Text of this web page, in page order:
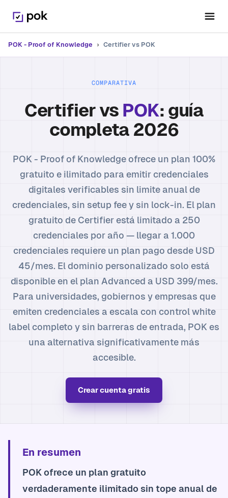
POK - Proof of Knowledge › Certifier vs POK
COMPARATIVA
Certifier vs POK: guía
completa 2026
POK - Proof of Knowledge ofrece un plan 100%
gratuito e ilimitado para emitir credenciales
digitales verificables sin limite anual de
credenciales, sin setup fee y sin lock-in. El plan
gratuito de Certifier está limitado a 250
credenciales por año — llegar a 1.000
credenciales requiere un plan pago desde USD
45/mes. El dominio personalizado solo está
disponible en el plan Advanced a USD 399/mes.
Para universidades, gobiernos y empresas que
emiten credenciales a escala con control white
label completo y sin barreras de entrada, POK es
una alternativa significativamente más
accesible.
Crear cuenta gratis
En resumen
POK ofrece un plan gratuito
verdaderamente ilimitado sin tope anual de